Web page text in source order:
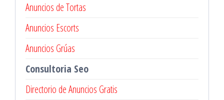
Anuncios de Tortas
Anuncios Escorts
Anuncios Grúas
Consultoria Seo
Directorio de Anuncios Gratis